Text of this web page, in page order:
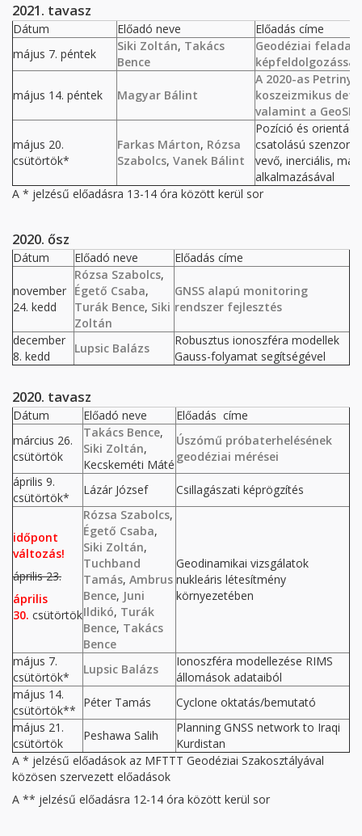
2021. tavasz
Dátum Előadó neve
Előadás címe
május 7. péntek
Siki Zoltán, Takács
Bence
Geodéziai
képfeldolgozással
május 14. péntek Magyar Bálint
A 2020-as
koszeizmikus
valamint a
május 20.
csütörtök*
Farkas Márton, Rózsa
Szabolcs, Vanek Bálint
Pozíció és
csatolású
vevő, inerciális,
alkalmazásával
A * jelzésű előadásra 13-14 óra között kerül sor
2020. ősz
Dátum Előadó neve Előadás címe
november
24. kedd
Rózsa Szabolcs,
Égető Csaba,
Turák Bence, Siki
Zoltán
GNSS alapú monitoring
rendszer fejlesztés
december
8. kedd
Lupsic Balázs
Robusztus ionoszféra modellek
Gauss-folyamat segítségével
2020. tavasz
Dátum Előadó neve
Előadás címe
március 26.
csütörtök
Takács Bence,
Siki Zoltán,
Kecskeméti Máté
Úszómű próbaterhelésének
geodéziai mérései
április 9.
csütörtök*
Lázár József Csillagászati képrögzítés
időpont
változás!
április 23.
április
30. csütörtök
Rózsa Szabolcs,
Égető Csaba,
Siki Zoltán,
Tuchband
Tamás, Ambrus
Bence, Juni
Ildikó, Turák
Bence, Takács
Bence
Geodinamikai vizsgálatok
nukleáris létesítmény
környezetében
május 7.
csütörtök*
Lupsic Balázs
Ionoszféra modellezése RIMS
állomások adataiból
május 14.
csütörtök**
Péter Tamás
Cyclone oktatás/bemutató
május 21.
csütörtök
Peshawa Salih
Planning GNSS network to Iraqi
Kurdistan
A * jelzésű előadások az MFTTT Geodéziai Szakosztályával
közösen szervezett előadások
A ** jelzésű előadásra 12-14 óra között kerül sor